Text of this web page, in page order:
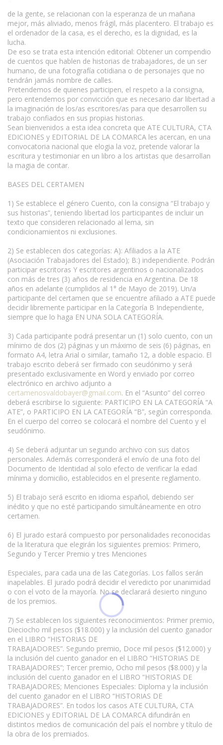
de la gente, se relacionan con la esperanza de un mañana
mejor, más aliviado, menos frágil, más placentero. El trabajo es
el ordenador de la casa, es el derecho, es la dignidad, es la
lucha.
De eso se trata esta intención editorial: Obtener un compendio
de cuentos que hablen de historias de trabajadores, de un ser
humano, de una fotografía cotidiana o de personajes que no
tendrán jamás nombre de calles.
Pretendemos de quienes participen, el respeto a la consigna,
pero entendemos por convicción que es necesario dar libertad a
la imaginación de los/as escritores/as para que desarrollen su
trabajo confiados en sus propias historias.
Sean bienvenidos a esta idea concreta que ATE CULTURA, CTA
EDICIONES y EDITORIAL DE LA COMARCA les acercan, en una
convocatoria nacional que elogia la voz, pretende valorar la
escritura y testimoniar en un libro a los artistas que desarrollan
la magia de contar.
BASES DEL CERTAMEN
1) Se establece el género Cuento, con la consigna “El trabajo y
sus historias”, teniendo libertad los participantes de incluir un
texto que consideren relacionado al lema, sin
condicionamientos ni exclusiones.
2) Se establecen dos categorías: A): Afiliados a la ATE
(Asociación Trabajadores del Estado); B:) independiente. Podrán
participar escritoras Y escritores argentinos o nacionalizados
con más de tres (3) años de residencia en Argentina. De 18
años en adelante (cumplidos al 1° de Mayo de 2019). Un/a
participante del certamen que se encuentre afiliado a ATE puede
decidir libremente participar en la Categoría B Independiente,
siempre que lo haga EN UNA SOLA CATEGORÍA.
3) Cada participante podrá presentar un (1) solo cuento, con un
mínimo de dos (2) páginas y un máximo de seis (6) páginas, en
formato A4, letra Arial o similar, tamaño 12, a doble espacio. El
trabajo escrito deberá ser firmado con seudónimo y será
presentado exclusivamente en Word y enviado por correo
electrónico en archivo adjunto a
certamenosvaldobayer@gmail.com. En el “Asunto” del correo
deberá escribirse lo siguiente: PARTICIPO EN LA CATEGORÍA “A
ATE”, o PARTICIPO EN LA CATEGORÍA “B”, según corresponda.
En el cuerpo del correo se colocará el nombre del Cuento y el
seudónimo.
4) Se deberá adjuntar un segundo archivo con sus datos
personales. Además corresponderá el envío de una foto del
Documento de Identidad al solo efecto de verificar la edad
mínima y domicilio, establecidos en el presente reglamento.
5) El trabajo será escrito en idioma español, debiendo ser
inédito y que no esté participando simultáneamente en otro
certamen.
6) El jurado estará compuesto por personalidades reconocidas
de la literatura que elegirán los siguientes premios: Primero,
Segundo y Tercer Premio y tres Menciones
Especiales, para cada una de las Categorías. Los fallos serán
inapelables. El jurado podrá decidir el veredicto por unanimidad
o con el voto de la mayoría. No se declarará desierto ninguno
de los premios.
7) Se establecen los siguientes reconocimientos: Primer premio,
Dieciocho mil pesos ($18.000) y la inclusión del cuento ganador
en el LIBRO “HISTORIAS DE
TRABAJADORES”. Segundo premio, Doce mil pesos ($12.000) y
la inclusión del cuento ganador en el LIBRO “HISTORIAS DE
TRABAJADORES”; Tercer premio, Ocho mil pesos ($8.000) y la
inclusión del cuento ganador en el LIBRO “HISTORIAS DE
TRABAJADORES; Menciones Especiales: Diploma y la inclusión
del cuento ganador en el LIBRO “HISTORIAS DE
TRABAJADORES”. En todos los casos ATE CULTURA, CTA
EDICIONES y EDITORIAL DE LA COMARCA difundirán en
distintos medios de comunicación del país el nombre y título de
la obra de los premiados.